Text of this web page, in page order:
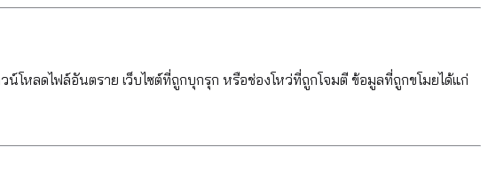
หลดไฟล์อันตราย เว็บไซต์ที่ถูกบุกรุก หรือช่องโหว่ที่ถูกโจมตี ข้อมูลที่ถูกขโมยได้แก่